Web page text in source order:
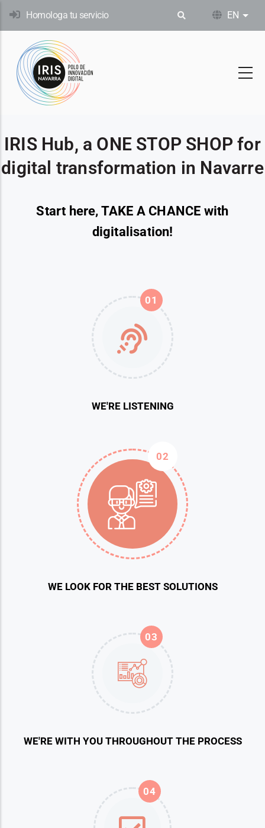
Skip
content
Homologa tu servicio EN List
IRIS Hub, a ONE STOP SHOP for
digital transformation in Navarre
Start here, TAKE A CHANCE with
digitalisation!
01
WE'RE LISTENING
02
WE LOOK FOR THE BEST SOLUTIONS
03
WE'RE WITH YOU THROUGHOUT THE PROCESS
04